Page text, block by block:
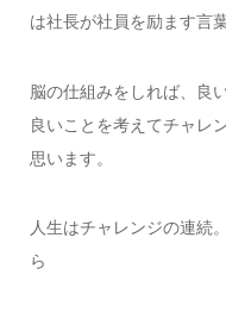
は社長が社員を励ます言
脳の仕組みをしれば、良
良いことを考えてチャレ
思います。
人生はチャレンジの連続
ら